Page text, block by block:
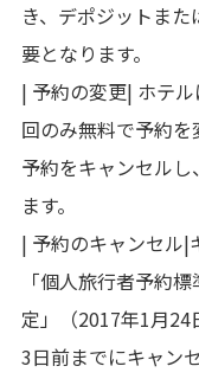
き、デポジットま
要となります。
| 予約の変更| ホテ
回のみ無料で予約
予約をキャンセル
ます。
| 予約のキャンセル|
「個人旅行者予約
定」（2017年1月
3日前までにキャン